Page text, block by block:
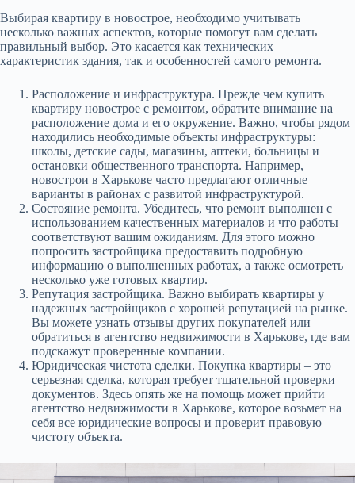
Выбирая квартиру в новострое, необходимо учитывать
несколько важных аспектов, которые помогут вам сделать
правильный выбор. Это касается как технических
характеристик здания, так и особенностей самого ремонта.
Расположение и инфраструктура. Прежде чем купить
квартиру новострое с ремонтом, обратите внимание на
расположение дома и его окружение. Важно, чтобы рядом
находились необходимые объекты инфраструктуры:
школы, детские сады, магазины, аптеки, больницы и
остановки общественного транспорта. Например,
новострои в Харькове часто предлагают отличные
варианты в районах с развитой инфраструктурой.
Состояние ремонта. Убедитесь, что ремонт выполнен с
использованием качественных материалов и что работы
соответствуют вашим ожиданиям. Для этого можно
попросить застройщика предоставить подробную
информацию о выполненных работах, а также осмотреть
несколько уже готовых квартир.
Репутация застройщика. Важно выбирать квартиры у
надежных застройщиков с хорошей репутацией на рынке.
Вы можете узнать отзывы других покупателей или
обратиться в агентство недвижимости в Харькове, где вам
подскажут проверенные компании.
Юридическая чистота сделки. Покупка квартиры – это
серьезная сделка, которая требует тщательной проверки
документов. Здесь опять же на помощь может прийти
агентство недвижимости в Харькове, которое возьмет на
себя все юридические вопросы и проверит правовую
чистоту объекта.